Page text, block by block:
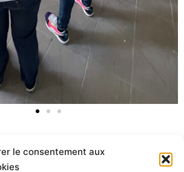
le consentement aux